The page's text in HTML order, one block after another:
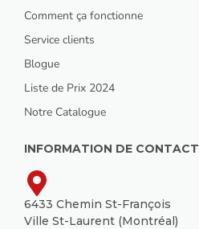
Comment ça fonctionne
Service clients
Blogue
Liste de Prix 2024
Notre Catalogue
INFORMATION DE CONTACT
6433 Chemin St-François
Ville St-Laurent (Montréal)